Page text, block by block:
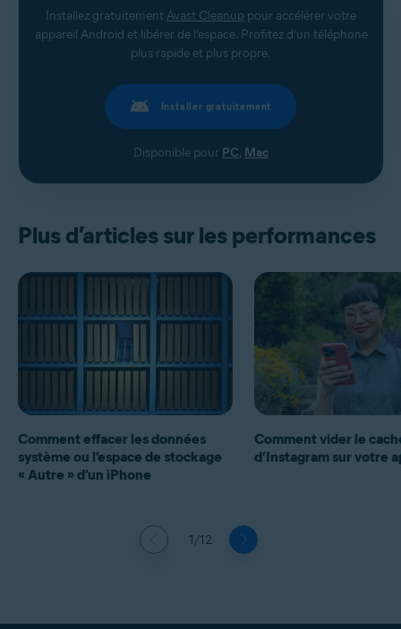
Installez gratuitement Avast Cleanup pour accélérer votre
appareil Android et libérer de l’espace. Profitez d’un téléphone
plus rapide et plus propre.
Installer gratuitement
Disponible pour PC, Mac
Plus d’articles sur les performances
1/12
Comment effacer les données
système ou l’espace de stockage
« Autre » d’un iPhone
Comment vider le
d’Instagram sur votre